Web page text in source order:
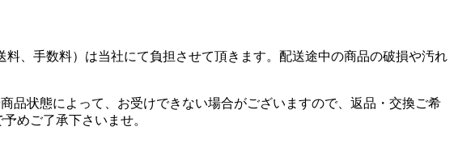
、手数料）は当社にて負担させて頂きます。配送途中の商品の破損や汚れ
品状態によって、お受けできない場合がございますので、返品・交換ご希
めご了承下さいませ。